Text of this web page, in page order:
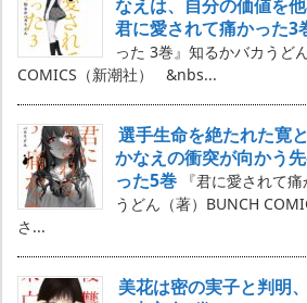
なえは、自分の価値を
君に愛されて痛かった3
った 3巻』知るかバカうど
COMICS（新潮社） &nbs...
選手生命を絶たれた寛
かなえの衝突が向かう
った5巻
『君に愛されて
うどん（著）BUNCH
さ...
美花は密の実子と判明